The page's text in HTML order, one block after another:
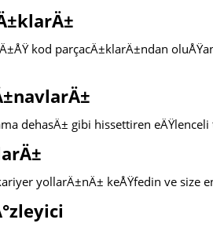
kod parçacÄ±klarÄ±ndan
dehasÄ± gibi hissettiren
yollarÄ±nÄ± keÅŸfedin ve size